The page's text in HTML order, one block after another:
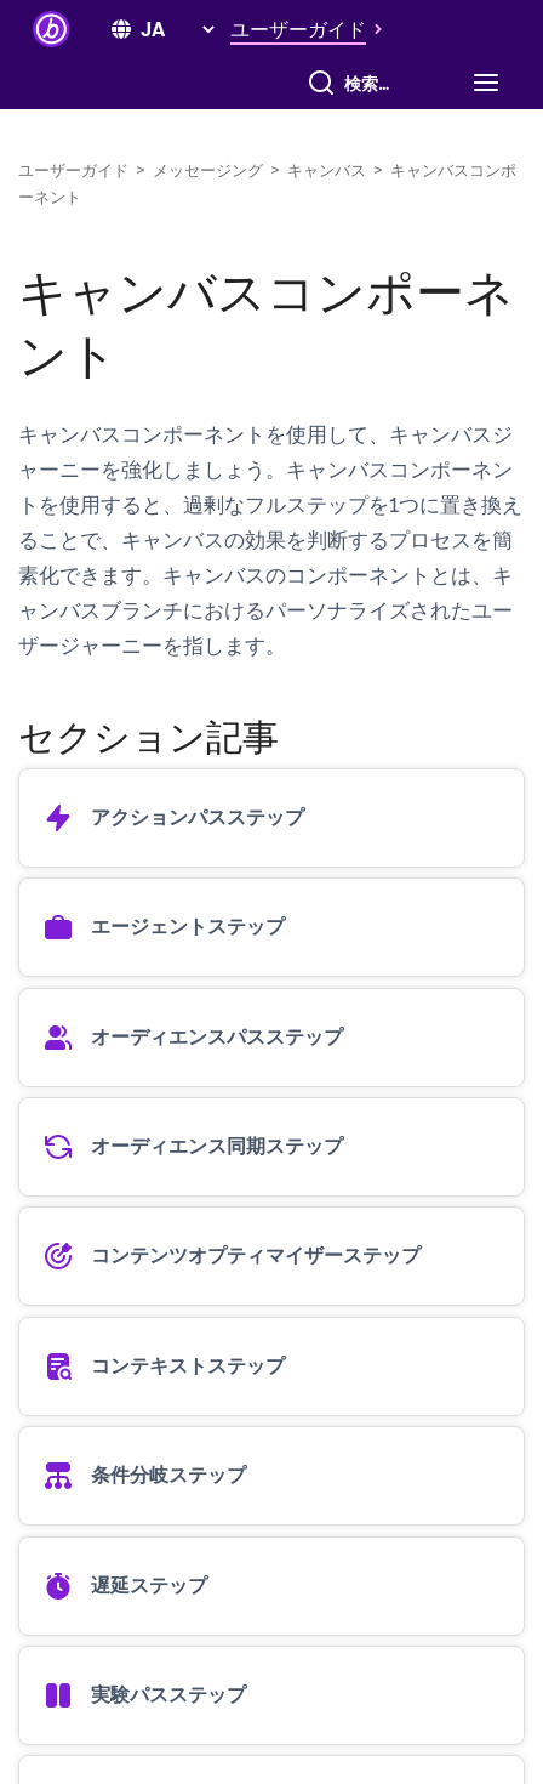
ユーザーガイド
すべて検索
ユーザーガイド > メッセージング > キャンバス > キャンバスコンポ
ーネント
キャンバスコンポーネ
ント
キャンバスコンポーネントを使用して、キャンバスジ
ャーニーを強化しましょう。キャンバスコンポーネン
トを使用すると、過剰なフルステップを1つに置き換え
ることで、キャンバスの効果を判断するプロセスを簡
素化できます。キャンバスのコンポーネントとは、キ
ャンバスブランチにおけるパーソナライズされたユー
ザージャーニーを指します。
セクション記事
アクションパスステップ
エージェントステップ
オーディエンスパスステップ
オーディエンス同期ステップ
コンテンツオプティマイザーステップ
コンテキストステップ
条件分岐ステップ
遅延ステップ
実験パスステップ